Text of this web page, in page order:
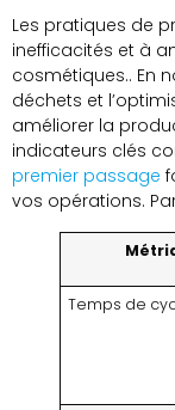
Les pratiques de
inefficacités et à
cosmétiques.. En
déchets et
améliorer la
indicateurs clés
premier passage
vos opérations.
Temps de